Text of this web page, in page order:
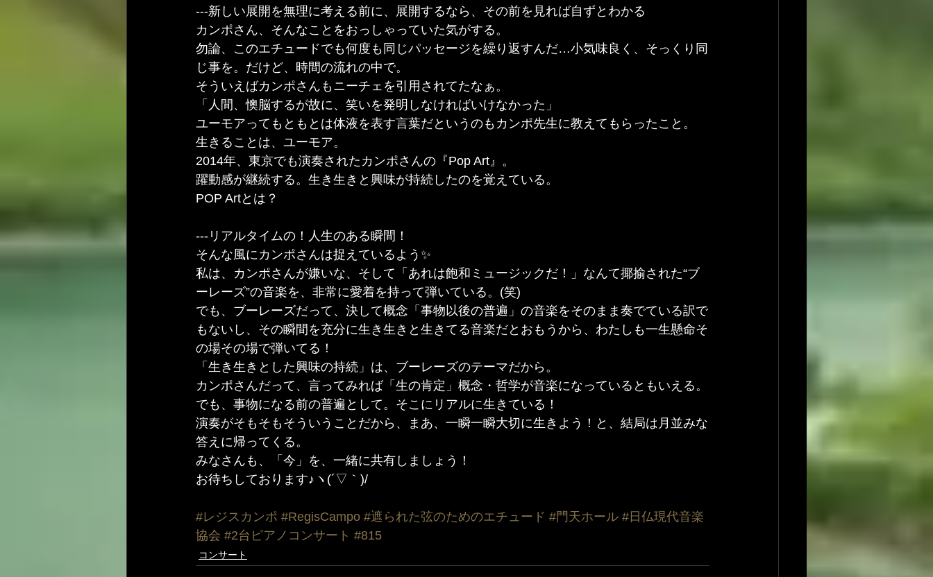
---新しい展開を無理に考える前に、展開するなら、その前を見れば自ずとわかる
カンポさん、そんなことをおっしゃっていた気がする。
勿論、このエチュードでも何度も同じパッセージを繰り返すんだ…小気味良く、そっくり同
じ事を。だけど、時間の流れの中で。
そういえばカンポさんもニーチェを引用されてたなぁ。
「人間、懊脳するが故に、笑いを発明しなければいけなかった」
ユーモアってもともとは体液を表す言葉だというのもカンポ先生に教えてもらったこと。
生きることは、ユーモア。
2014年、東京でも演奏されたカンポさんの『Pop Art』。
躍動感が継続する。生き生きと興味が持続したのを覚えている。
POP Artとは？
---リアルタイムの！人生のある瞬間！
そんな風にカンポさんは捉えているよう✨
私は、カンポさんが嫌いな、そして「あれは飽和ミュージックだ！」なんて揶揄された“ブ
ーレーズ”の音楽を、非常に愛着を持って弾いている。(笑)
でも、ブーレーズだって、決して概念「事物以後の普遍」の音楽をそのまま奏でている訳で
もないし、その瞬間を充分に生き生きと生きてる音楽だとおもうから、わたしも一生懸命そ
の場その場で弾いてる！
「生き生きとした興味の持続」は、ブーレーズのテーマだから。
カンポさんだって、言ってみれば「生の肯定」概念・哲学が音楽になっているともいえる。
でも、事物になる前の普遍として。そこにリアルに生きている！
演奏がそもそもそういうことだから、まあ、一瞬一瞬大切に生きよう！と、結局は月並みな
答えに帰ってくる。
みなさんも、「今」を、一緒に共有しましょう！
お待ちしております♪ヽ(´▽｀)/
#レジスカンポ #RegisCampo #遮られた弦のためのエチュード #門天ホール #日仏現代音楽
協会 #2台ピアノコンサート #815
コンサート